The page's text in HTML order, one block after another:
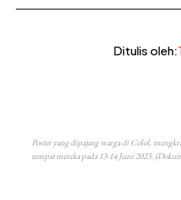
Ditulis oleh:
Poster yang dipajang warga di Colol,
tempat mereka pada 13-14 Juni 2023.